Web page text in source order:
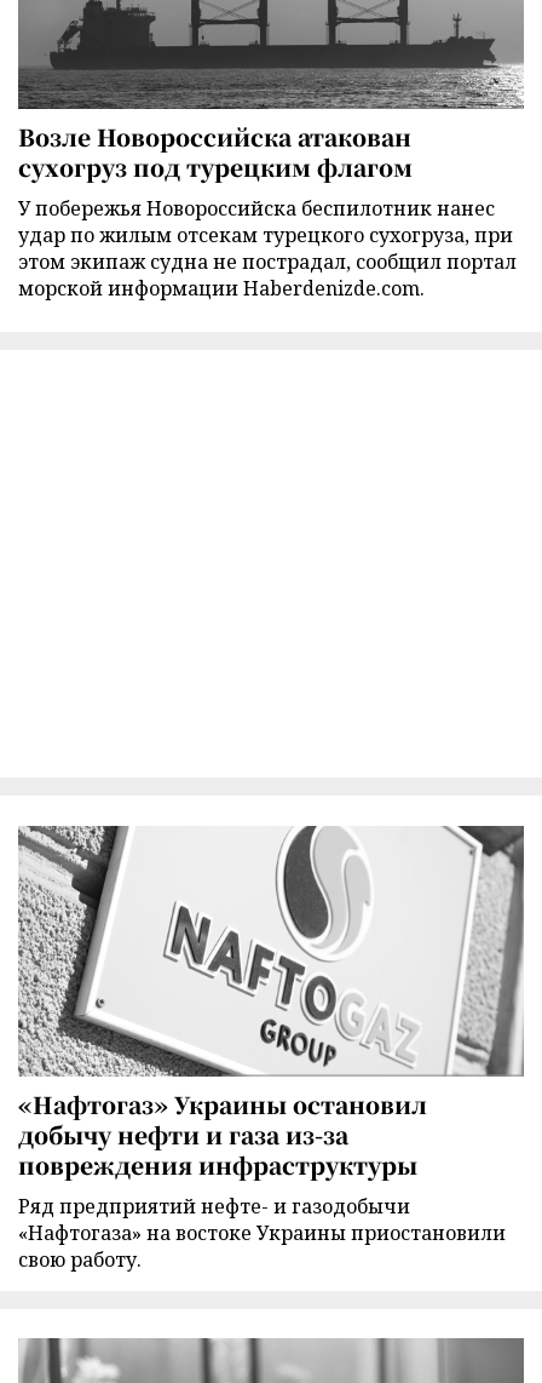
Возле Новороссийска атакован
сухогруз под турецким флагом
У побережья Новороссийска беспилотник нанес
удар по жилым отсекам турецкого сухогруза, при
этом экипаж судна не пострадал, сообщил портал
морской информации Haberdenizde.com.
«Нафтогаз» Украины остановил
добычу нефти и газа из-за
повреждения инфраструктуры
Ряд предприятий нефте- и газодобычи
«Нафтогаза» на востоке Украины приостановили
свою работу.